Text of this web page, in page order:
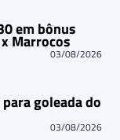
em bônus
Marrocos
03/08/2026
goleada do
03/08/2026